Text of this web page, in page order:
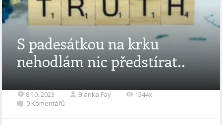
S padesátkou na krku
nehodlám nic předstírat..
8.10. 2023 Blanka Fay
1544x
0 Komentářů